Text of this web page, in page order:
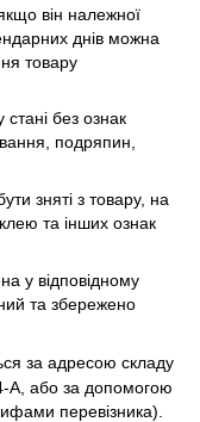
він належної
днів можна
товару
без ознак
подряпин,
зняті з товару, на
та інших ознак
у відповідному
та збережено
за адресою складу
А, або за допомогою
перевізника).